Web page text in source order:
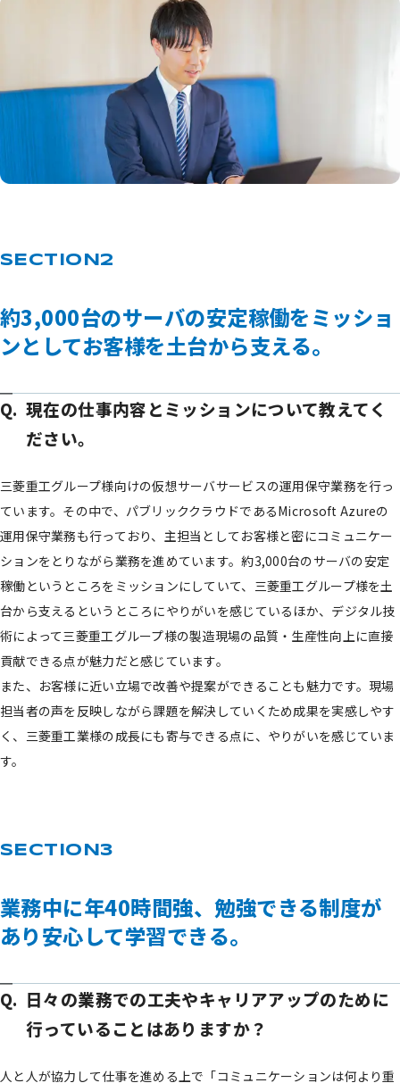
約3,000台のサーバの安定稼働をミッショ
ンとしてお客様を土台から支える。
現在の仕事内容とミッションについて教えてく
ださい。
三菱重工グループ様向けの仮想サーバサービスの運用保守業務を行っ
ています。その中で、パブリッククラウドであるMicrosoft Azureの
運用保守業務も行っており、主担当としてお客様と密にコミュニケー
ションをとりながら業務を進めています。約3,000台のサーバの安定
稼働というところをミッションにしていて、三菱重工グループ様を土
台から支えるというところにやりがいを感じているほか、デジタル技
術によって三菱重工グループ様の製造現場の品質・生産性向上に直接
貢献できる点が魅力だと感じています。
また、お客様に近い立場で改善や提案ができることも魅力です。現場
担当者の声を反映しながら課題を解決していくため成果を実感しやす
く、三菱重工業様の成長にも寄与できる点に、やりがいを感じていま
す。
業務中に年40時間強、勉強できる制度が
あり安心して学習できる。
日々の業務での工夫やキャリアアップのために
行っていることはありますか？
人と人が協力して仕事を進める上で「コミュニケーションは何より重